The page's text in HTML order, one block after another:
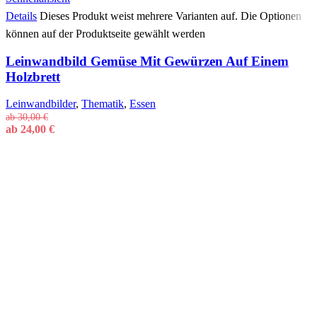
Details Dieses Produkt weist mehrere Varianten auf. Die Optionen
können auf der Produktseite gewählt werden
Leinwandbild Gemüse Mit Gewürzen Auf Einem
Holzbrett
Leinwandbilder, Thematik, Essen
ab30,00€
ab 24,00 €